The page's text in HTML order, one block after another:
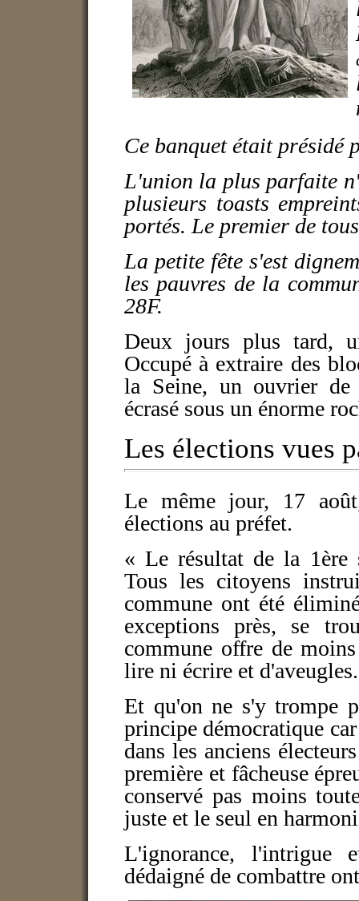
Ce banquet était présidé
L'union la plus parfaite
plusieurs toasts
portés. Le premier de
La petite fête s'est
les pauvres de la
28F.
Deux jours plus tard,
Occupé à extraire des
la Seine, un ouvrier de
écrasé sous un énorme
Les élections vues
Le même jour, 17
élections au préfet.
« Le résultat de la 1ère
Tous les citoyens
commune ont été
exceptions près, se
commune offre de
lire ni écrire et
Et qu'on ne s'y trompe
principe démocratique
dans les anciens
première et fâcheuse
conservé pas moins
juste et le seul en
L'ignorance, l'intrigue
dédaigné de combattre